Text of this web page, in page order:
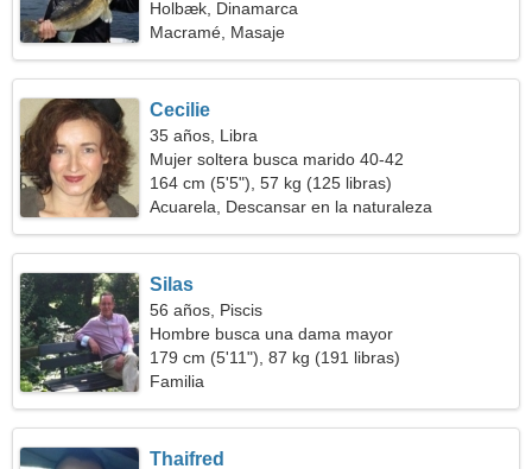
Holbæk, Dinamarca
Macramé, Masaje
Cecilie
35 años, Libra
Mujer soltera busca marido 40-42
164 cm (5'5"), 57 kg (125 libras)
Acuarela, Descansar en la naturaleza
Silas
56 años, Piscis
Hombre busca una dama mayor
179 cm (5'11"), 87 kg (191 libras)
Familia
Thaifred